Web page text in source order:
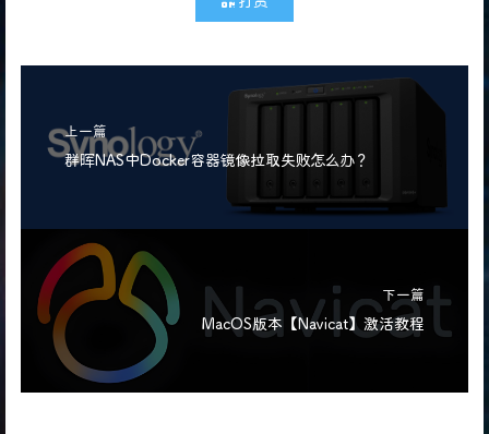
上一篇
群晖NAS中Docker容器镜像拉取失败怎么办？
下一篇
MacOS版本【Navicat】激活教程